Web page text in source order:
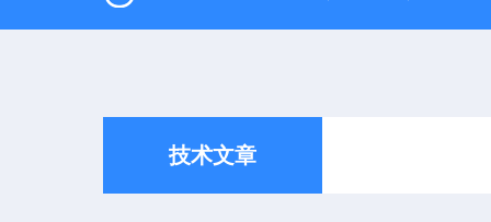
技术文章